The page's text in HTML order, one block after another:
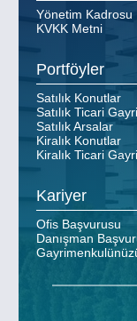
Yönetim Kadrosu
KVKK Metni
Portföyler
Satılık Konutlar
Satılık Ticari
Satılık Arsalar
Kiralık Konutlar
Kiralık Ticari
Kariyer
Ofis Başvurusu
Danışman